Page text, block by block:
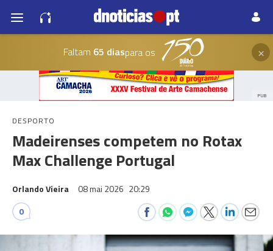
Faltam 65 diaspara os ×
PUB
DESPORTO
Madeirenses competem no Rotax
Max Challenge Portugal
Orlando Vieira 08 mai 2026 20:29
0